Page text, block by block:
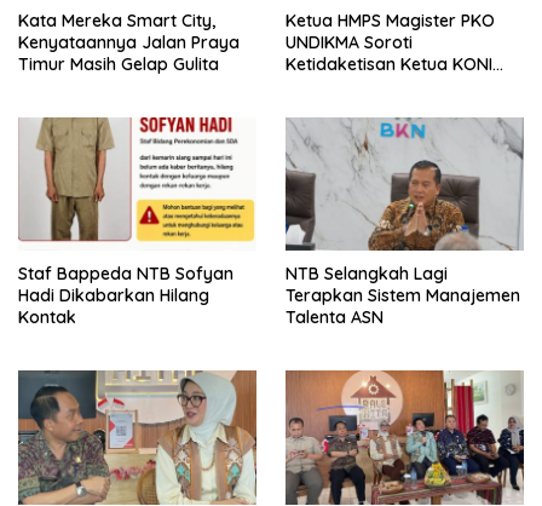
Kata Mereka Smart City,
Kenyataannya Jalan Praya
Timur Masih Gelap Gulita
Ketua HMPS Magister PKO
UNDIKMA Soroti
Ketidaketisan Ketua KONI
Arena Kepentingan Sesaat
Staf Bappeda NTB Sofyan
Hadi Dikabarkan Hilang
Kontak
NTB Selangkah Lagi
Terapkan Sistem Manajemen
Talenta ASN